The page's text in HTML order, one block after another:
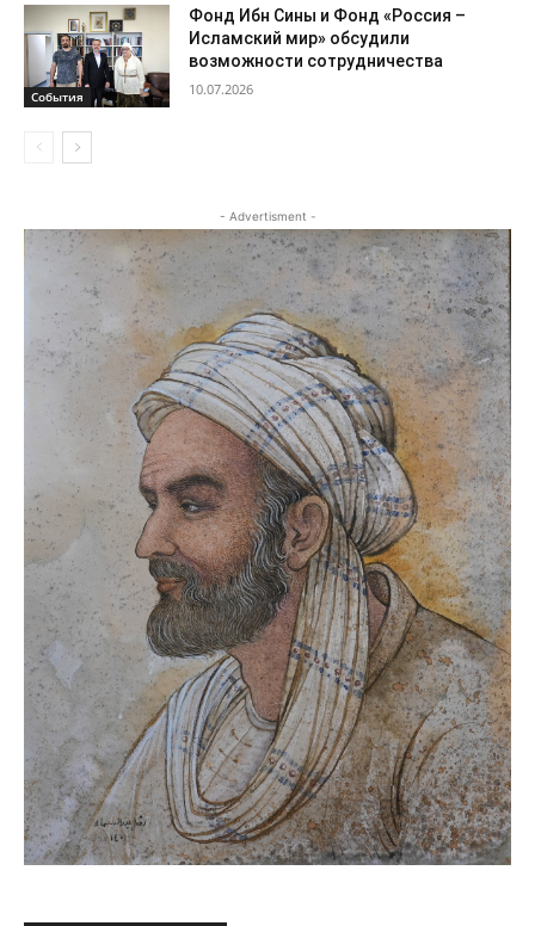
События
Фонд Ибн Сины и Фонд «Россия –
Исламский мир» обсудили
возможности сотрудничества
10.07.2026
- Advertisment -